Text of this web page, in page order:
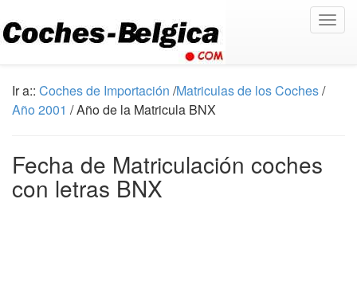
Ir a:: Coches de Importación /Matriculas de los Coches/
Año 2001 / Año de la Matricula BNX
Fecha de Matriculación coches
con letras BNX